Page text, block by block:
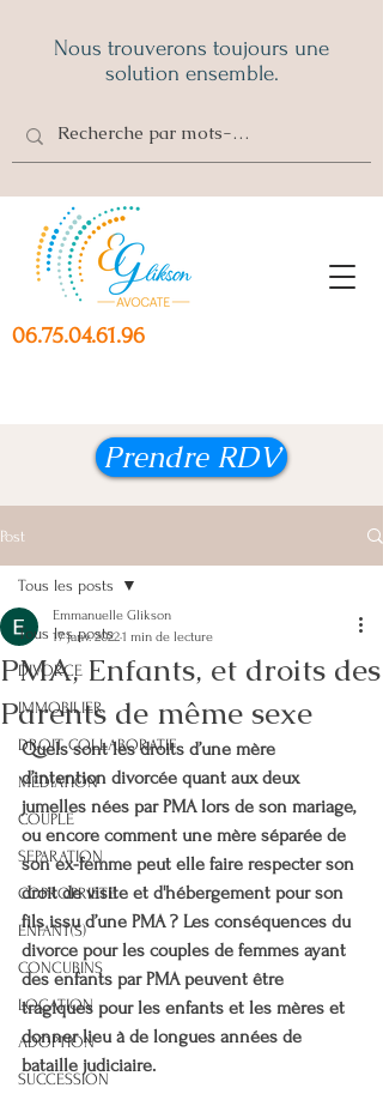
06.75.04.61.96
Nous trouverons toujours une
solution ensemble.
Prendre RDV
Post
Tous les posts
DIVORCE
IMMOBILIER
DROIT COLLABORATIF
MEDIATION
COUPLE
SEPARATION
COPROPRIETE
ENFANT(S)
CONCUBINS
LOCATION
ADOPTION
SUCCESSION
Tous les posts
PMA, Enfants, et droits des
Parents de même sexe
Emmanuelle Glikson
17 janv. 20221 min de lecture
Quels sont les droits d’une mère
d’intention divorcée quant aux deux
jumelles nées par PMA lors de son mariage,
ou encore comment une mère séparée de
son ex-femme peut elle faire respecter son
droit de visite et d'hébergement pour son
fils issu d’une PMA ? Les conséquences du
divorce pour les couples de femmes ayant
des enfants par PMA peuvent être
tragiques pour les enfants et les mères et
donner lieu à de longues années de
bataille judiciaire.